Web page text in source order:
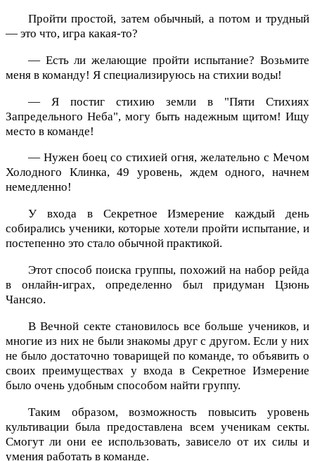
Пройти простой, затем обычный, а потом и трудный
— это что, игра какая-то?
— Есть ли желающие пройти испытание? Возьмите
меня в команду! Я специализируюсь на стихии воды!
— Я постиг стихию земли в "Пяти Стихиях
Запредельного Неба", могу быть надежным щитом! Ищу
место в команде!
— Нужен боец со стихией огня, желательно с Мечом
Холодного Клинка, 49 уровень, ждем одного, начнем
немедленно!
У входа в Секретное Измерение каждый день
собирались ученики, которые хотели пройти испытание, и
постепенно это стало обычной практикой.
Этот способ поиска группы, похожий на набор рейда
в онлайн-играх, определенно был придуман Цзюнь
Чансяо.
В Вечной секте становилось все больше учеников, и
многие из них не были знакомы друг с другом. Если у них
не было достаточно товарищей по команде, то объявить о
своих преимуществах у входа в Секретное Измерение
было очень удобным способом найти группу.
Таким образом, возможность повысить уровень
культивации была предоставлена всем ученикам секты.
Смогут ли они ее использовать, зависело от их силы и
умения работать в команде.